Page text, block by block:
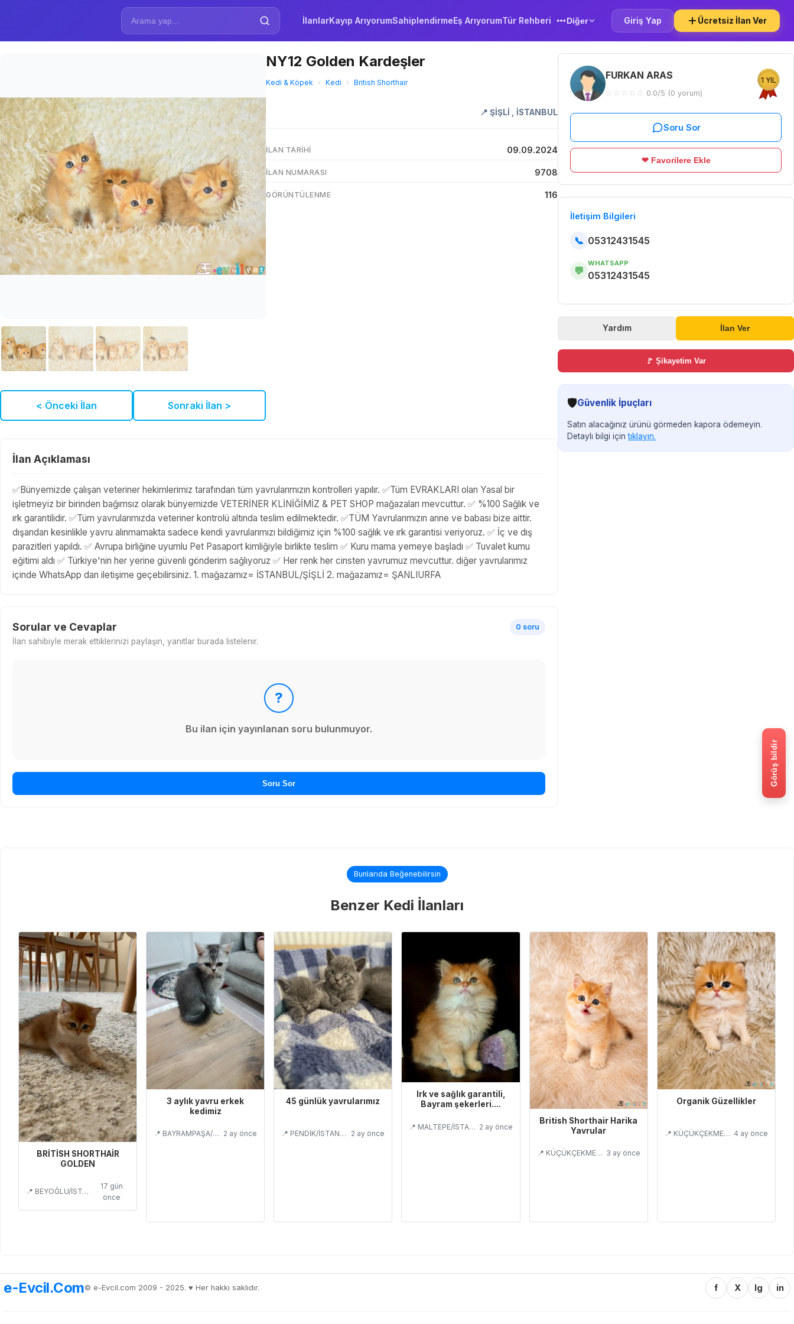
İlanlarKayıp ArıyorumSahiplendirmeEş ArıyorumTür Rehberi Diğer Giriş Yap Ücretsiz İlan Ver
< Önceki İlan Sonraki İlan >
NY12 Golden Kardeşler
Kedi & Köpek › Kedi › British Shorthair
📍 ŞİŞLİ İSTANBUL
İLAN TARIHI 09.09.2024
İLAN NUMARASI 9708
GÖRÜNTÜLENME 116
İlan Açıklaması
✅Bünyemizde çalışan veteriner hekimlerimiz tarafından tüm yavrularımızın kontrolleri yapılır. ✅Tüm EVRAKLARI olan Yasal bir
işletmeyiz bir birinden bağımsız olarak bünyemizde VETERİNER KLİNİĞİMİZ & PET SHOP mağazaları mevcuttur. ✅ %100 Sağlık ve
ırk garantilidir. ✅Tüm yavrularımızda veteriner kontrolü altında teslim edilmektedir. ✅TÜM Yavrularımızın anne ve babası bize aittir.
dışarıdan kesinlikle yavru alınmamakta sadece kendi yavrularımızı bildiğimiz için %100 sağlık ve ırk garantisi veriyoruz. ✅ İç ve dış
parazitleri yapıldı. ✅ Avrupa birliğine uyumlu Pet Pasaport kimliğiyle birlikte teslim ✅ Kuru mama yemeye başladı ✅ Tuvalet kumu
eğitimi aldı ✅ Türkiye'nin her yerine güvenli gönderim sağlıyoruz ✅ Her renk her cinsten yavrumuz mevcuttur. diğer yavrularımız
içinde WhatsApp dan iletişime geçebilirsiniz. 1. mağazamız= İSTANBUL/ŞİŞLİ 2. mağazamız= ŞANLIURFA
Sorular ve Cevaplar 0 soru
İlan sahibiyle merak ettiklerinizi paylaşın, yanıtlar burada listelenir.
?
Bu ilan için yayınlanan soru bulunmuyor.
Soru Sor
FURKAN ARAS
☆ ☆ ☆ ☆ ☆ 0.0/5 (0 yorum)
1 YIL
Soru Sor
❤ Favorilere Ekle
İletişim Bilgileri
📞 05312431545
💬
WHATSAPP
05312431545
Yardım İlan Ver
🚩 Şikayetim Var
🛡️Güvenlik İpuçları
Satın alacağınız ürünü görmeden kapora ödemeyin.
Detaylı bilgi içintıklayın.
Bunlarıda Beğenebilirsin
Benzer Kedi İlanları
BRİTİSH SHORTHAİR
GOLDEN
📍 BEYOĞLU/İSTANBUL
17 gün
önce
3 aylık yavru erkek
kedimiz
📍 BAYRAMPAŞA/İSTANBUL 2 ay önce
45 günlük yavrularımız
📍 PENDİK/İSTANBUL 2 ay önce
Irk ve sağlık garantili,
Bayram şekerleri....
📍 MALTEPE/İSTANBUL 2 ay önce
British Shorthair Harika
Yavrular
📍 KÜÇÜKÇEKMECE/İSTANBUL 3 ay önce
Organik Güzellikler
📍 KÜÇÜKÇEKMECE/İSTANBUL 4 ay önce
e-Evcil.Com© e-Evcil.com 2009 - 2025. ♥️ Her hakkı saklıdır. f X Ig in
Görüş bildir